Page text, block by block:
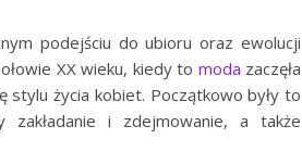
podejściu do ubioru oraz ewolucji
XX wieku, kiedy to moda zaczęła
stylu życia kobiet. Początkowo były to
zakładanie i zdejmowanie, a także